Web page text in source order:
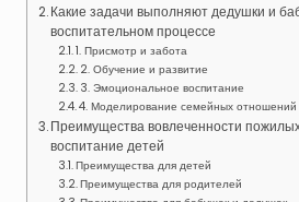
Какие задачи выполняют дедушки и
воспитательном процессе
1. Присмотр и забота
2. Обучение и развитие
3. Эмоциональное воспитание
4. Моделирование семейных отношений
Преимущества вовлеченности
воспитание детей
Преимущества для детей
Преимущества для родителей